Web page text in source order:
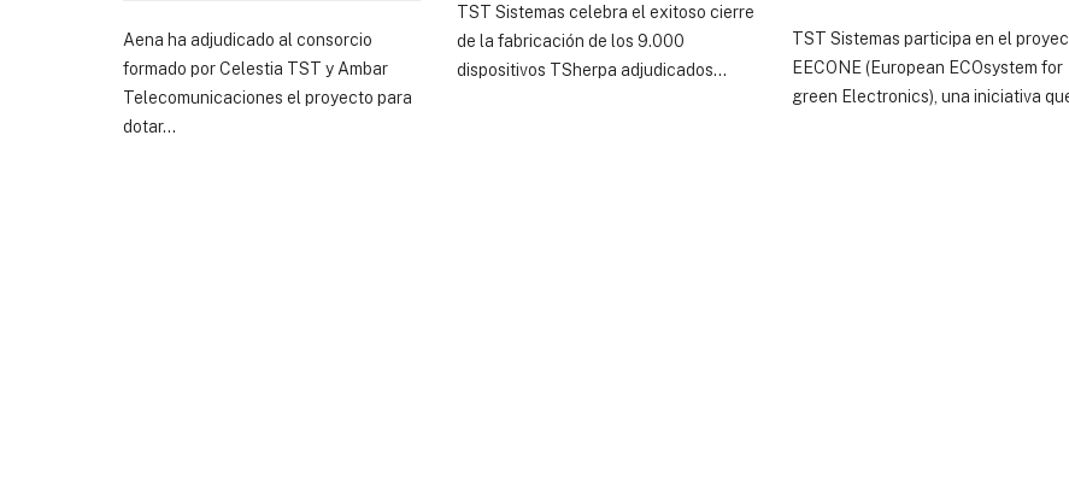
Aena ha adjudicado al consorcio
formado por Celestia TST y Ambar
Telecomunicaciones el proyecto para
dotar...
TST Sistemas celebra el exitoso cierre
de la fabricación de los 9.000
dispositivos TSherpa adjudicados...
TST Sistemas participa en el
EECONE (European ECOsystem for
green Electronics), una iniciativa